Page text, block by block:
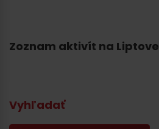
Zoznam aktivít na Liptove
Vyhľadať